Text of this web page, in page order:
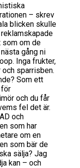
– skrev
blicken skulle
som om de
gång ni
Inga frukter,
sparrisben.
Som ett
och du får
fel det är.
och
som har
om en
som bär de
sälja? Jag
kan – och